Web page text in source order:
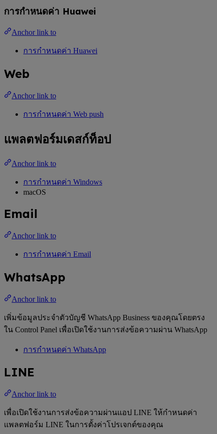
การกำหนดค่า Huawei
Anchor link to
การกำหนดค่า Huawei
Web
Anchor link to
การกำหนดค่า Web push
แพลตฟอร์มเดสก์ท็อป
Anchor link to
การกำหนดค่า Windows
macOS
Email
Anchor link to
การกำหนดค่า Email
WhatsApp
Anchor link to
เพิ่มข้อมูลประจำตัวบัญชี WhatsApp Business ของคุณโดยตรง
ใน Control Panel เพื่อเปิดใช้งานการส่งข้อความผ่าน WhatsApp
การกำหนดค่า WhatsApp
LINE
Anchor link to
เพื่อเปิดใช้งานการส่งข้อความผ่านแอป LINE ให้กำหนดค่า
แพลตฟอร์ม LINE ในการตั้งค่าโปรเจกต์ของคุณ